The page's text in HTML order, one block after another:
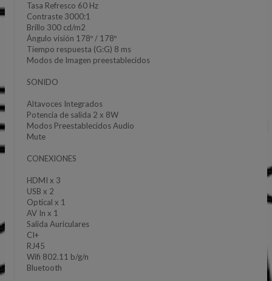
Tasa Refresco 60 Hz
Contraste 3000:1
Brillo 300 cd/m2
Ángulo visión 178º / 178º
Tiempo respuesta (G:G) 8 ms
Modos de Imagen preestablecidos
SONIDO
Altavoces Integrados
Potencia de salida 2 x 8W
Modos Preestablecidos Audio
Mute
CONEXIONES
HDMI x 3
USB x 2
Optical x 1
AV In x 1
Salida Auriculares
CI+
RJ45
Wifi 802.11 b/g/n
Bluetooth